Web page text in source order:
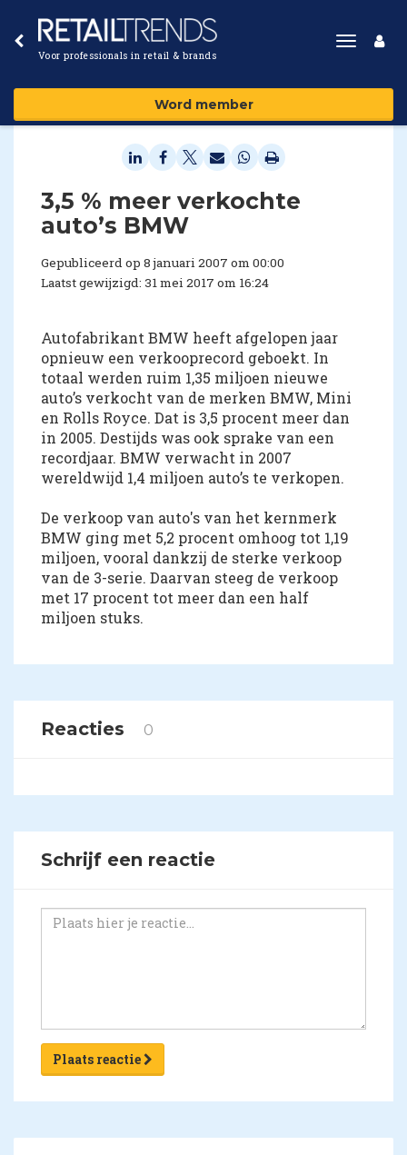
Voor professionals in retail & brands
Toggle
Word member
3,5 % meer verkochte
auto’s BMW
Gepubliceerd op 8 januari 2007 om 00:00
Laatst gewijzigd: 31 mei 2017 om 16:24
Autofabrikant BMW heeft afgelopen jaar
opnieuw een verkooprecord geboekt. In
totaal werden ruim 1,35 miljoen nieuwe
auto’s verkocht van de merken BMW, Mini
en Rolls Royce. Dat is 3,5 procent meer dan
in 2005. Destijds was ook sprake van een
recordjaar. BMW verwacht in 2007
wereldwijd 1,4 miljoen auto’s te verkopen.
De verkoop van auto's van het kernmerk
BMW ging met 5,2 procent omhoog tot 1,19
miljoen, vooral dankzij de sterke verkoop
van de 3-serie. Daarvan steeg de verkoop
met 17 procent tot meer dan een half
miljoen stuks.
Reacties 0
Schrijf een reactie
Plaats reactie